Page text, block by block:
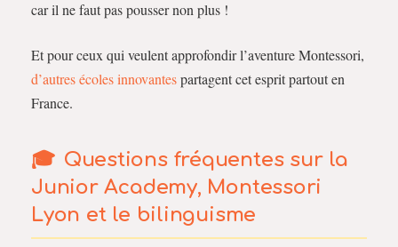
car il ne faut pas pousser non plus !
Et pour ceux qui veulent approfondir l’aventure Montessori,
d’autres écoles innovantespartagent cet esprit partout en
France.
Questions fréquentes sur la
Junior Academy, Montessori
Lyon et le bilinguisme